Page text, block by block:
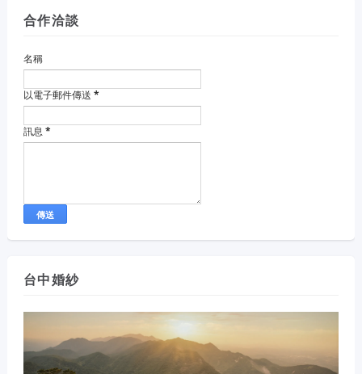
合作洽談
名稱
以電子郵件傳送 *
訊息 *
台中婚紗